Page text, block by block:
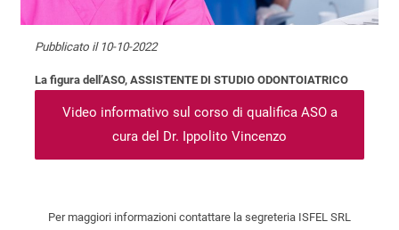
Pubblicato il 10-10-2022
La figura dell’ASO, ASSISTENTE DI STUDIO ODONTOIATRICO
Video informativo sul corso di qualifica ASO a
cura del Dr. Ippolito Vincenzo
Per maggiori informazioni contattare la segreteria ISFEL SRL